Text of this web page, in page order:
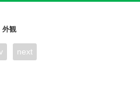
外観
next